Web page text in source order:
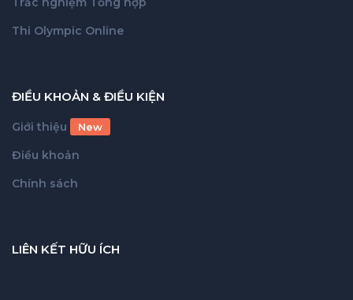
Thi Olympic Online
ĐIỀU KHOẢN & ĐIỀU KIỆN
Giới thiệu New
Điều khoản
Chính sách
LIÊN KẾT HỮU ÍCH